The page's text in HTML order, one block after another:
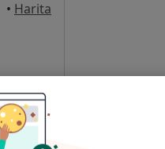
• Harita